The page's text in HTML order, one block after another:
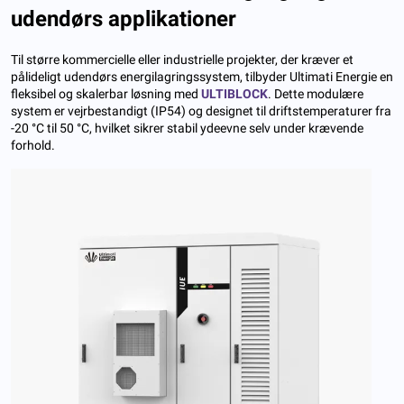
udendørs applikationer
Til større kommercielle eller industrielle projekter, der kræver et
pålideligt udendørs energilagringssystem, tilbyder Ultimati Energie en
fleksibel og skalerbar løsning med ULTIBLOCK. Dette modulære
system er vejrbestandigt (IP54) og designet til driftstemperaturer fra
-20 °C til 50 °C, hvilket sikrer stabil ydeevne selv under krævende
forhold.